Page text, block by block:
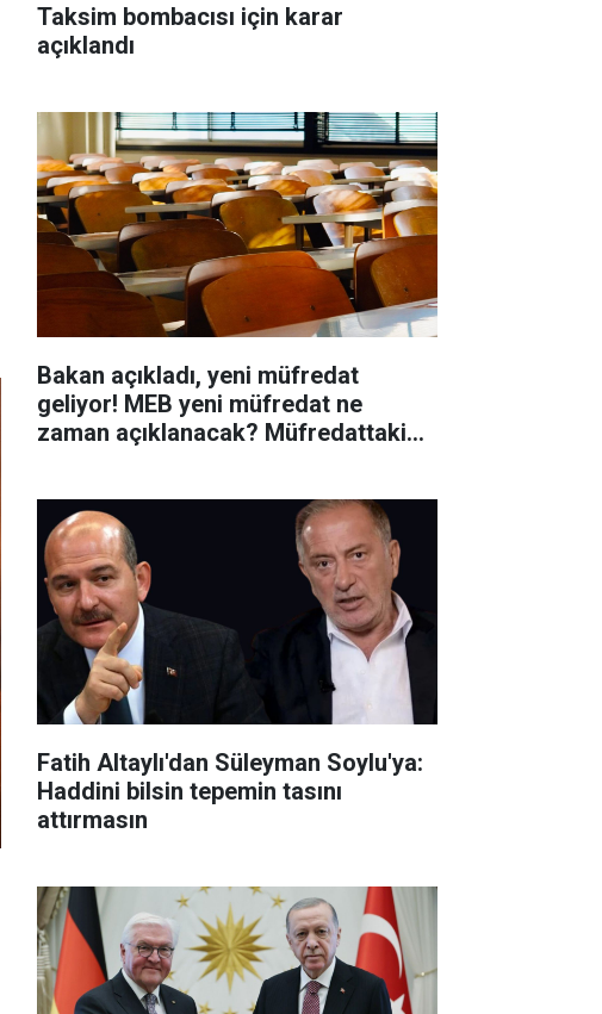
Taksim bombacısı için karar
açıklandı
Bakan açıkladı, yeni müfredat
geliyor! MEB yeni müfredat ne
zaman açıklanacak? Müfredattaki
Fatih Altaylı'dan Süleyman Soylu'ya:
Haddini bilsin tepemin tasını
attırmasın